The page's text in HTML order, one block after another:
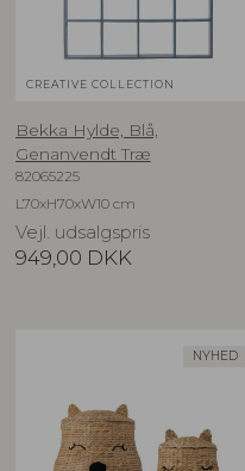
CREATIVE COLLECTION
Bekka Hylde, Blå,
Genanvendt Træ
82065225
L70xH70xW10 cm
Vejl. udsalgspris
949,00 DKK
NYHED